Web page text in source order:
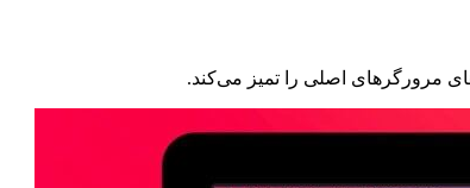
مرورگرهای اصلی را تمیز می‌کند.